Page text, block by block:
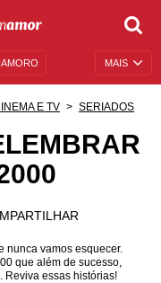
MAIS
E TV SERIADOS
nunca vamos esquecer.
que além de sucesso,
Reviva essas histórias!